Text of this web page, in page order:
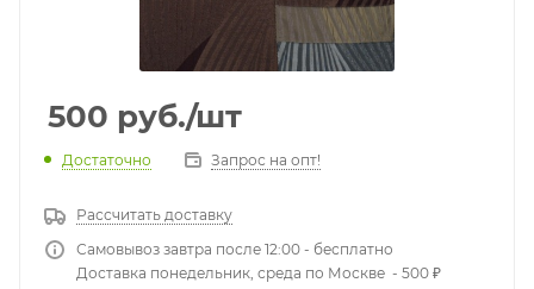
500 руб./шт
Достаточно Запрос на опт!
Рассчитать доставку
Самовывоз завтра после 12:00 - бесплатно
Доставка понедельник, среда по Москве - 500 ₽